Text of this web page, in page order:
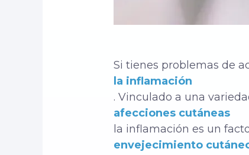
Si tienes problemas de
la inflamación
. Vinculado a una
afecciones cutáneas
la inflamación es un
envejecimiento